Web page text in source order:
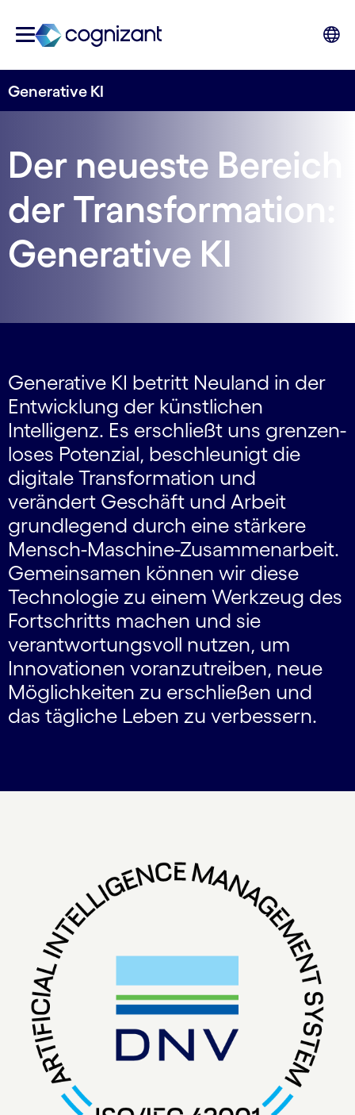
Generative KI
Der neueste Bereich
der Transformation:
Generative KI
Generative KI betritt Neuland in der
Entwicklung der künstlichen
Intelligenz. Es erschließt uns grenzen­
loses Potenzial, beschleunigt die
digitale Transfor­mation und
verändert Geschäft und Arbeit
grundlegend durch eine stärkere
Mensch-Maschine-Zusammen­arbeit.
Gemein­samen können wir diese
Technologie zu einem Werkzeug des
Fortschritts machen und sie
verantwortungs­voll nutzen, um
Innovationen voranzutreiben, neue
Möglich­keiten zu erschließen und
das tägliche Leben zu verbessern.